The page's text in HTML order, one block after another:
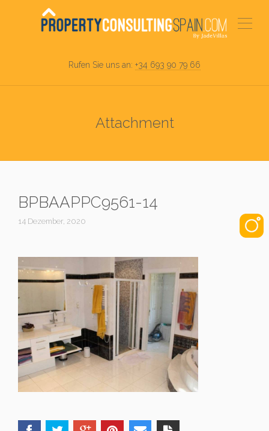
Rufen Sie uns an: +34 693 90 79 66
Attachment
BPBAAPPC9561-14
14 Dezember, 2020